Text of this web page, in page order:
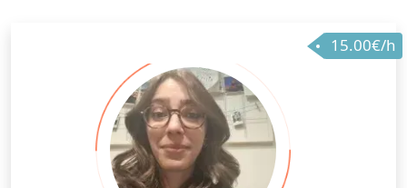
15.00€/h